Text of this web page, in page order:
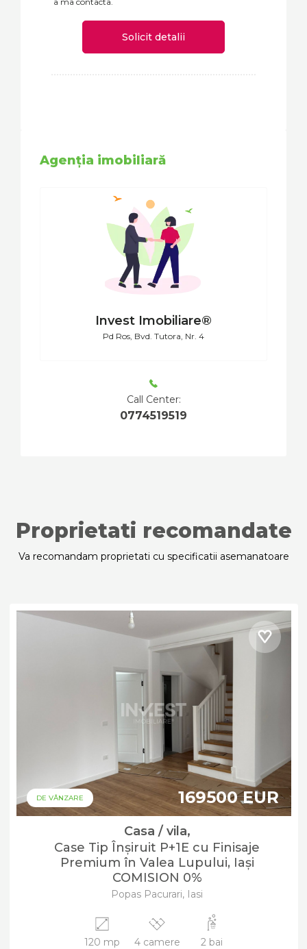
Solicit detalii
Agenția imobiliară
Invest Imobiliare®
Pd Ros, Bvd. Tutora, Nr. 4
Call Center:
0774519519
Proprietati recomandate
Va recomandam proprietati cu specificatii asemanatoare
DE VÂNZARE 169500 EUR
Casa / vila,
Case Tip Înșiruit P+1E cu Finisaje
Premium în Valea Lupului, Iași
COMISION 0%
Popas Pacurari, Iasi
120 mp 4 camere 2 bai